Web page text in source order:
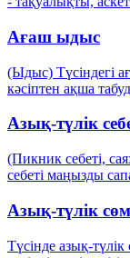
Ағаш ыдыс
(Ыдыс) Түсіндегі
кәсіптен ақша
Азық-түлік
(Пикник себеті,
себеті маңызды
Азық-түлік
Түсінде азық-